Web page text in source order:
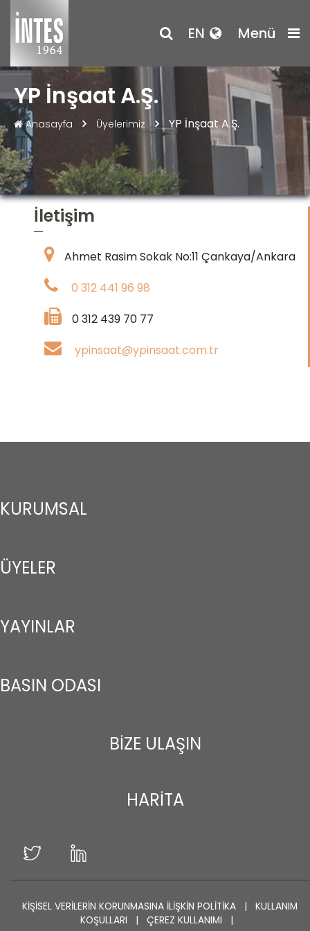
EN Menü
YP İnşaat A.Ş.
Anasayfa Üyelerimiz YP İnşaat A.Ş.
İletişim
Ahmet Rasim Sokak No:11 Çankaya/Ankara
0 312 441 96 98
0 312 439 70 77
ypinsaat@ypinsaat.com.tr
KURUMSAL
ÜYELER
YAYINLAR
BASIN ODASI
BİZE ULAŞIN
HARİTA
KİŞİSEL VERİLERİN KORUNMASINA İLİŞKİN POLİTİKA | KULLANIM
KOŞULLARI
|ÇEREZ KULLANIMI |